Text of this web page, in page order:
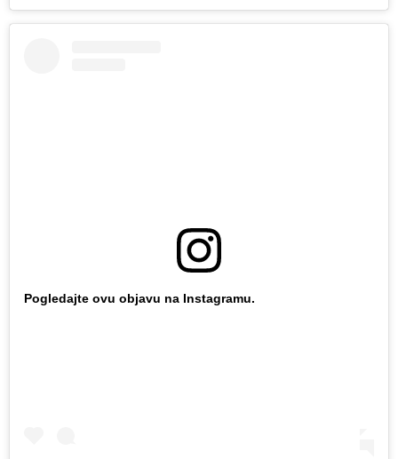
Pogledajte ovu objavu na Instagramu.